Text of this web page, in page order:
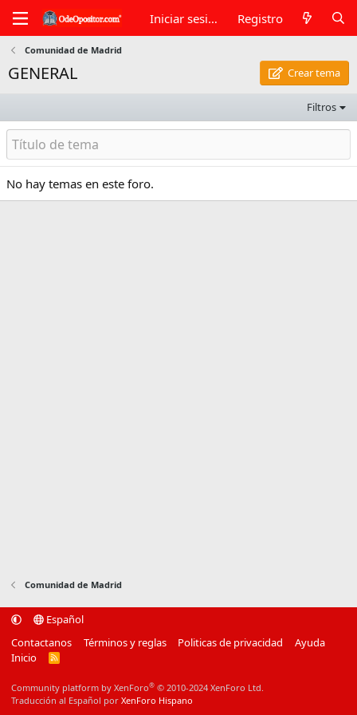
Iniciar sesión Registro
Comunidad de Madrid
GENERAL Crear tema
Filtros
No hay temas en este foro.
Comunidad de Madrid
Español
Contactanos
Términos y reglas Politicas de privacidad
Ayuda
Inicio
R
Community platform by XenForo® © 2010-2024 XenForo Ltd.
Traducción al Español por XenForo Hispano